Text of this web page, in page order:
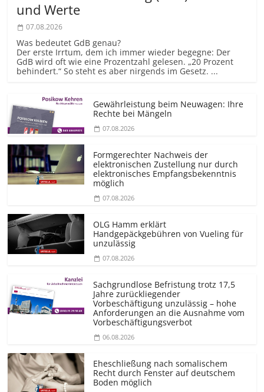
und Werte
07.08.2026
Was bedeutet GdB genau?
Der erste Irrtum, dem ich immer wieder begegne: Der
GdB wird oft wie eine Prozentzahl gelesen. „20 Prozent
behindert.“ So steht es aber nirgends im Gesetz. ...
Gewährleistung beim Neuwagen: Ihre
Rechte bei Mängeln
07.08.2026
Formgerechter Nachweis der
elektronischen Zustellung nur durch
elektronisches Empfangsbekenntnis
möglich
07.08.2026
OLG Hamm erklärt
Handgepäckgebühren von Vueling für
unzulässig
07.08.2026
Sachgrundlose Befristung trotz 17,5
Jahre zurückliegender
Vorbeschäftigung unzulässig – hohe
Anforderungen an die Ausnahme vom
Vorbeschäf­tigungsverbot
06.08.2026
Eheschließung nach somalischem
Recht durch Fenster auf deutschem
Boden möglich